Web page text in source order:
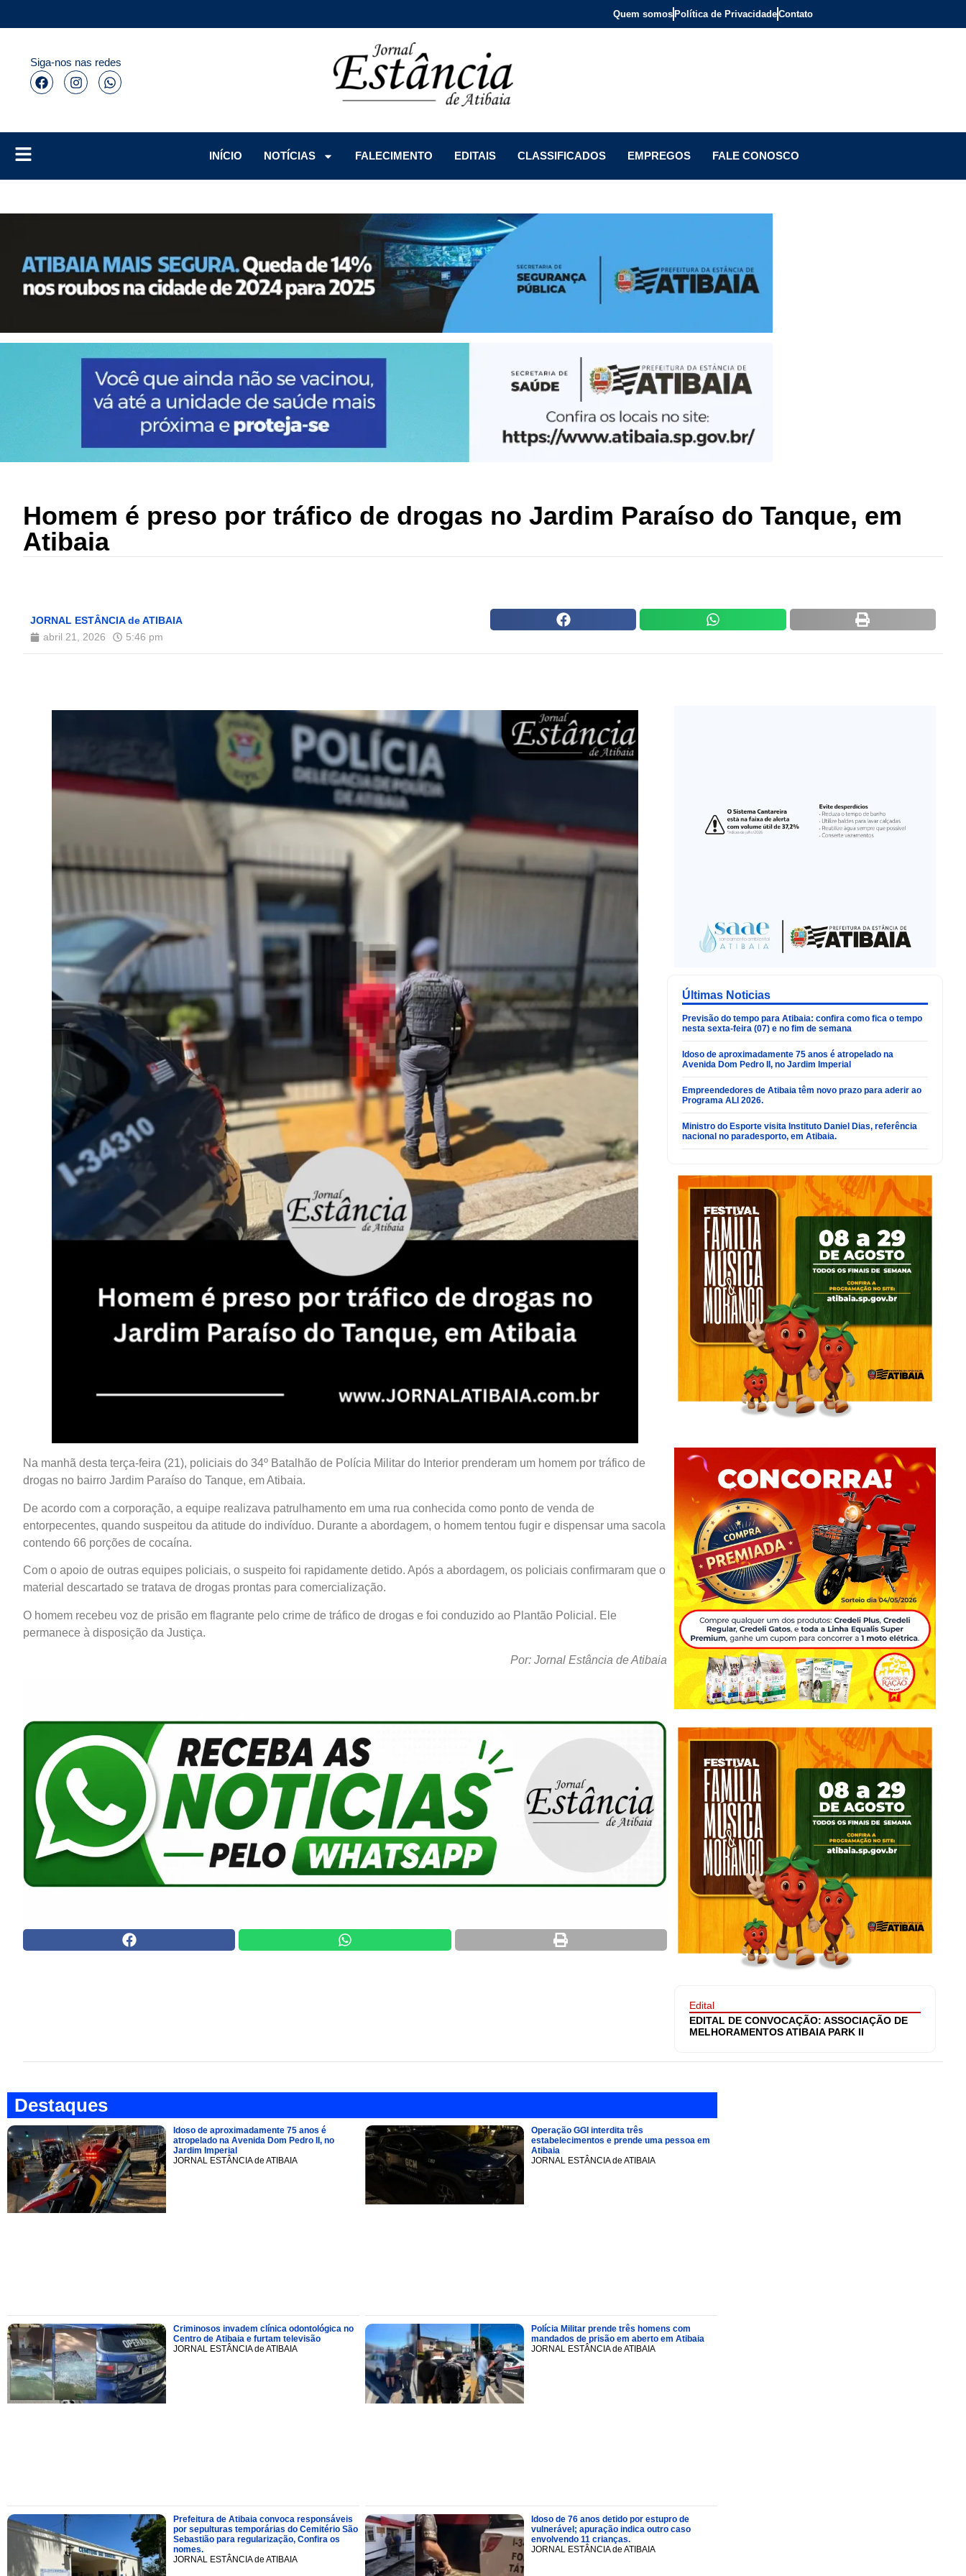
Quem somos Política de PrivacidadeContato
Siga-nos nas redes
INÍCIO
NOTÍCIAS FALECIMENTO EDITAIS CLASSIFICADOS EMPREGOS FALE CONOSCO
Homem é preso por tráfico de drogas no Jardim Paraíso do Tanque, em
Atibaia
JORNAL ESTÂNCIA de ATIBAIA
abril 21, 2026
5:46 pm
Na manhã desta terça-feira (21), policiais do 34º Batalhão de Polícia Militar do Interior prenderam um homem por tráfico de
drogas no bairro Jardim Paraíso do Tanque, em Atibaia.
De acordo com a corporação, a equipe realizava patrulhamento em uma rua conhecida como ponto de venda de
entorpecentes, quando suspeitou da atitude do indivíduo. Durante a abordagem, o homem tentou fugir e dispensar uma sacola
contendo 66 porções de cocaína.
Com o apoio de outras equipes policiais, o suspeito foi rapidamente detido. Após a abordagem, os policiais confirmaram que o
material descartado se tratava de drogas prontas para comercialização.
O homem recebeu voz de prisão em flagrante pelo crime de tráfico de drogas e foi conduzido ao Plantão Policial. Ele
permanece à disposição da Justiça.
Por: Jornal Estância de Atibaia
Últimas Noticias
Previsão do tempo para Atibaia: confira como fica o tempo
nesta sexta-feira (07) e no fim de semana
Idoso de aproximadamente 75 anos é atropelado na
Avenida Dom Pedro II, no Jardim Imperial
Empreendedores de Atibaia têm novo prazo para aderir ao
Programa ALI 2026.
Ministro do Esporte visita Instituto Daniel Dias, referência
nacional no paradesporto, em Atibaia.
Edital
EDITAL DE CONVOCAÇÃO: ASSOCIAÇÃO DE
MELHORAMENTOS ATIBAIA PARK II
Destaques
Idoso de aproximadamente 75 anos é
atropelado na Avenida Dom Pedro II, no
Jardim Imperial
JORNAL ESTÂNCIA de ATIBAIA
Operação GGI interdita três
estabelecimentos e prende uma pessoa em
Atibaia
JORNAL ESTÂNCIA de ATIBAIA
Criminosos invadem clínica odontológica no
Centro de Atibaia e furtam televisão
JORNAL ESTÂNCIA de ATIBAIA
Polícia Militar prende três homens com
mandados de prisão em aberto em Atibaia
JORNAL ESTÂNCIA de ATIBAIA
Prefeitura de Atibaia convoca responsáveis
por sepulturas temporárias do Cemitério São
Sebastião para regularização, Confira os
nomes.
JORNAL ESTÂNCIA de ATIBAIA
Idoso de 76 anos detido por estupro de
vulnerável; apuração indica outro caso
envolvendo 11 crianças.
JORNAL ESTÂNCIA de ATIBAIA